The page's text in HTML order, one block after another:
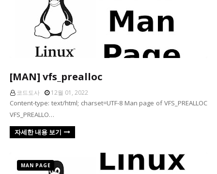
[MAN] vfs_prealloc
코드도사 12월 01, 2022
Content-type: text/html; charset=UTF-8 Man page of VFS_PREALLOC
VFS_PREALLO…
자세한 내용 보기
MAN PAGE